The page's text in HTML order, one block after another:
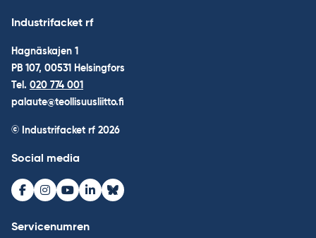
Industrifacket rf
Hagnäskajen 1
PB 107, 00531 Helsingfors
Tel. 020 774 001
palaute@teollisuusliitto.fi
© Industrifacket rf 2026
Social media
Facebook
Instagram
Youtube
LinkedInBluesky
Servicenumren